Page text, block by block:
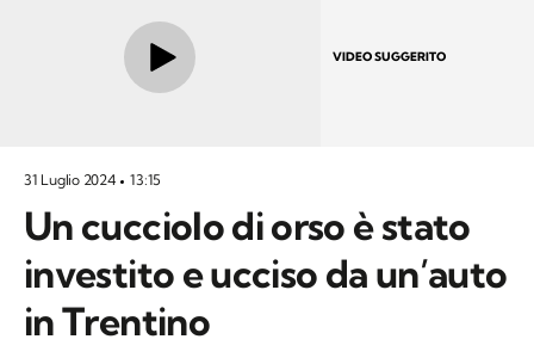
VIDEO SUGGERITO
31 Luglio 2024 13:15
Un cucciolo di orso è stato
investito e ucciso da un’auto
in Trentino